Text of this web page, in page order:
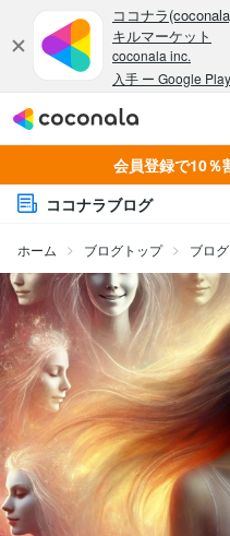
会員登録で10％
ココナラブログ
ホーム ブログトップ ブログ